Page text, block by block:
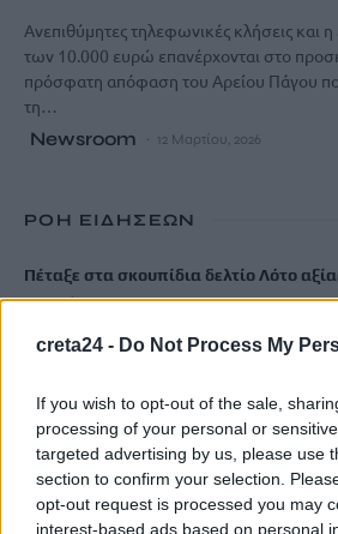
creta24 - Do Not Process My
If you wish to opt-out of the sale,
processing of your personal or
targeted advertising by us, please use
section to confirm your selection.
opt-out request is processed you may
interest-based ads based on personal
Ανεπιθύμητες τηλεφωνικές κλήσεις και
των 10.000 ευρώ επανέρχονται στο
πρόσφατη απόφαση του Αρείου Πάγου
τη…
Newsroom 12 Μαρτίου, 2026
ΡΟΗ ΕΙΔΗΣΕΩΝ
Πέταξε στα σκουπίδια δελτίο Λότο
9 Αυγούστου, 2026
ειδικός απαντά
9 Αυγούστου, 2026
Ένα άγνωστο επίδομα για
προϋποθέσεις